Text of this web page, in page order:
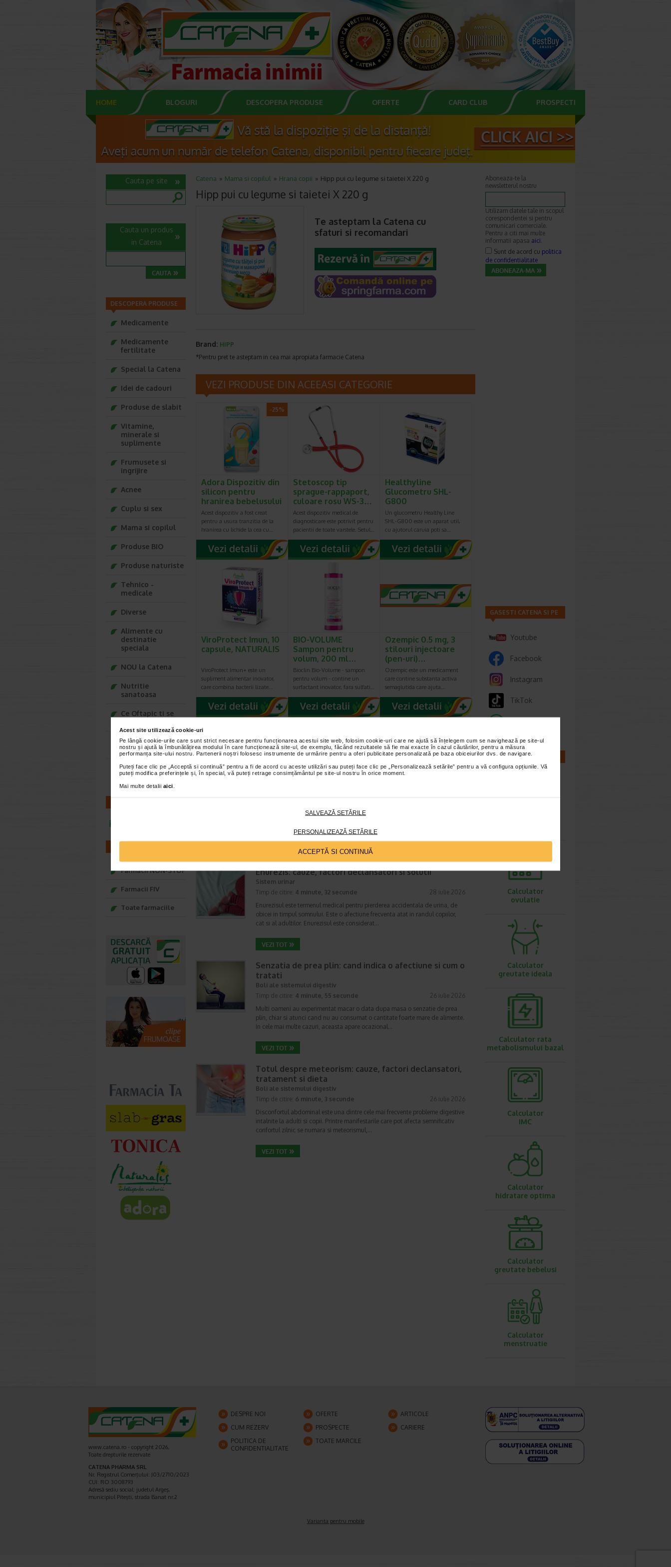
Acest site utilizează cookie-uri
Pe lângă cookie-urile care sunt strict necesare pentru funcționarea acestui site web, folosim cookie-uri care ne ajută să înțelegem cum se navighează pe site-ul
nostru și ajută la îmbunătățirea modului în care funcționează site-ul, de exemplu, făcând rezultatele să fie mai exacte în cazul căutărilor, pentru a măsura
performanța site-ului nostru. Partenerii noștri folosesc instrumente de urmărire pentru a oferi publicitate personalizată pe baza obiceiurilor dvs. de navigare.
Puteți face clic pe „Acceptă si continuă” pentru a fi de acord cu aceste utilizări sau puteți face clic pe „Personalizează setările” pentru a vă configura opțiunile. Vă
puteți modifica preferințele și, în special, vă puteți retrage consimțământul pe site-ul nostru în orice moment.
Mai multe detalii aici
SALVEAZĂ SETĂRILE
PERSONALIZEAZĂ SETĂRILE
ACCEPTĂ SI CONTINUĂ
HOME BLOGURI DESCOPERA PRODUSE OFERTE CARD CLUB PROSPECTE
Catena Mama si copilul Hrana copii Hipp pui cu legume si taietei X 220 g
Hipp pui cu legume si taietei X 220 g
Te asteptam la Catena cu
sfaturi si recomandari
Brand: HIPP
*Pentru pret te asteptam in cea mai apropiata farmacie Catena
VEZI PRODUSE DIN ACEEASI CATEGORIE
-25%
Adora Dispozitiv din
silicon pentru
hranirea bebelusului
Acest dispozitiv a fost creat
pentru a usura tranzitia de la
hranirea cu lichide la cea cu…
Stetoscop tip
sprague-rappaport,
culoare rosu WS-3…
Acest dispozitiv medical de
diagnosticare este potrivit pentru
pacientii de toate varstele. Setul…
Healthyline
Glucometru SHL-
G800
Un glucometru Healthy Line
SHL-G800 este un aparat util,
cu ajutorul caruia poti sa…
ViroProtect Imun, 10
capsule, NATURALIS
ViroProtect Imun+ este un
supliment alimentar inovator,
care combina bacterii lizate…
BIO-VOLUME
Sampon pentru
volum, 200 ml…
Bioclin Bio-Volume - sampon
pentru volum - contine un
surfactant inovator, fara sulfati…
Ozempic 0.5 mg, 3
stilouri injectoare
(pen-uri)…
Ozempic este un medicament
care contine substanta activa
semaglutida care ajuta…
CELE MAI RECENTE ARTICOLE
Cum sa va dezvoltati inteligenta emotionala: metode
prin care va puteti imbunatati EQ-ul
Inteligenta emotionala (EQ) se refera la capacitatea de a identifica si
inteligenta emotionala cuprinde cateva abilitati:…
Enurezis: cauze, factori declansatori si solutii
Sistem urinar
Timp de citire: 4 minute, 32 secunde
28 iulie 2026
Enurezisul este termenul medical pentru pierderea accidentala de urina, de
obicei in timpul somnului. Este o afectiune frecventa atat in randul copiilor,
cat si al adultilor. Enurezisul este considerat…
Senzatia de prea plin: cand indica o afectiune si cum o
tratati
Boli ale sistemului digestiv
Timp de citire: 4 minute, 55 secunde
26 iulie 2026
Multi oameni au experimentat macar o data dupa masa o senzatie de prea
plin, chiar si atunci cand nu au consumat o cantitate foarte mare de alimente.
In cele mai multe cazuri, aceasta apare ocazional…
Totul despre meteorism: cauze, factori declansatori,
tratament si dieta
Boli ale sistemului digestiv
Timp de citire: 6 minute, 3 secunde
26 iulie 2026
Disconfortul abdominal este una dintre cele mai frecvente probleme digestive
intalnite la adulti si copii. Printre manifestarile care pot afecta semnificativ
confortul zilnic se numara si meteorismul,…
Cauta pe site
Cauta un produs
in Catena
DESCOPERA PRODUSE
Medicamente
Medicamente
fertilitate
Special la Catena
Idei de cadouri
Produse de slabit
Vitamine,
minerale si
suplimente
Frumusete si
ingrijire
Acnee
Cuplu si sex
Mama si copilul
Produse BIO
Produse naturiste
Tehnico -
medicale
Diverse
Alimente cu
destinatie
speciala
NOU la Catena
Nutritie
sanatoasa
Ce Oftapic ti se
Adora – Adorabili
din prima clipa
Seturi cadou
Baylis&Harding
Farmacii NON-STOP
Farmacii FIV
Toate farmaciile
Aboneaza-te la
newsletterul nostru
Utilizam datele tale in scopul
corespondentei si pentru
comunicari comerciale.
Pentru a citi mai multe
informatii apasa aici.
Sunt de acord cu politica
de confidentialitate
GASESTI CATENA SI PE
Youtube
Facebook
Instagram
TikTok
CALCULATOARE
Calculator
ovulatie
Calculator
greutate ideala
Calculator rata
metabolismului bazal
Calculator
IMC
Calculator
hidratare optima
Calculator
greutate bebelusi
Calculator
menstruatie
www.catena.ro - copyright 2026,
Toate drepturile rezervate
CATENA PHARMA SRL
Nr. Registrul Comerţului: J03/2710/2023
CUI: RO 3008793
Adresă sediu social: judetul Argeş,
municipiul Piteşti, strada Banat nr.2
DESPRE NOI OFERTE
ARTICOLE
CUM REZERV
PROSPECTE
CARIERE
POLITICA DE
CONFIDENTIALITATE
TOATE MARCILE
Varianta pentru mobile